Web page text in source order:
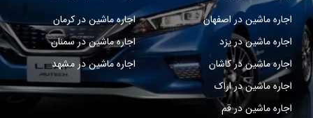
اجاره ماشین در اصفهان
اجاره ماشین در یزد
اجاره ماشین در کاشان
اجاره ماشین در اراک
اجاره ماشین در قم
اجاره ماشین در کرمان
اجاره ماشین در سمنان
اجاره ماشین در مشهد